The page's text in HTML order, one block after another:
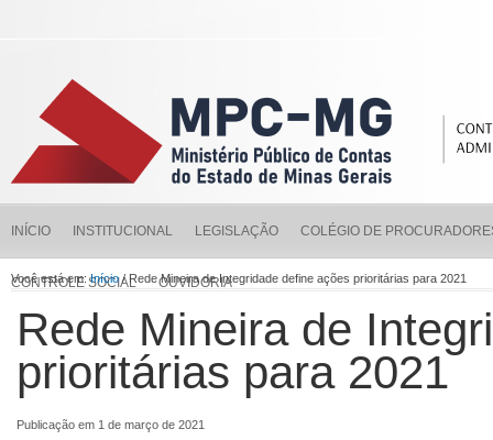
INÍCIO INSTITUCIONAL LEGISLAÇÃO COLÉGIO DE
CONTROLE SOCIAL OUVIDORIA
Você está em:Início/ Rede Mineira de Integridade define ações prioritárias para 2021
Rede Mineira de
prioritárias para 2021
Publicação em 1 de março de 2021